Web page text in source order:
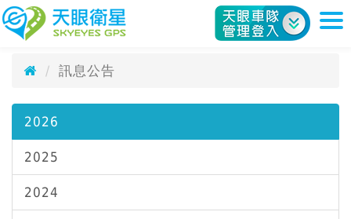
天眼衛星科技股份有限公司
訊息公告News
訊息公告
2026
2025
2024